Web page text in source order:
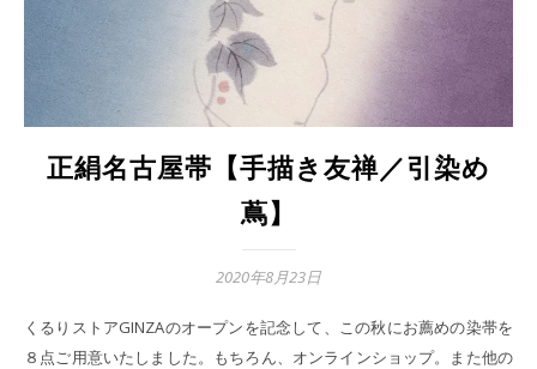
正絹名古屋帯【手描き友禅／引染め
蔦】
2020年8月23日
くるりストアGINZAのオープンを記念して、この秋にお薦めの染帯を
８点ご用意いたしました。もちろん、オンラインショップ。また他の